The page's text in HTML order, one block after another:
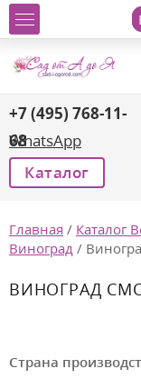
+7 (495) 768-11-
68
WhatsApp
Каталог
Главная / Каталог
Виноград /
ВИНОГРАД
Страна